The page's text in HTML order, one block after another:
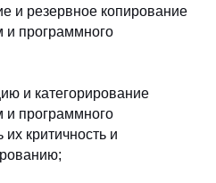
и резервное копирование
программного
и категорирование
программного
критичность и